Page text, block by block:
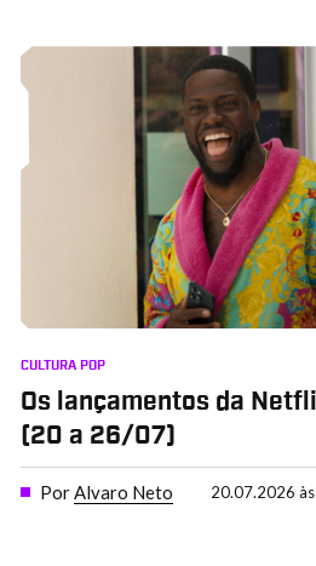
CULTURA POP
Os lançamentos da
(20 a 26/07)
PorAlvaro Neto 20.07.2026